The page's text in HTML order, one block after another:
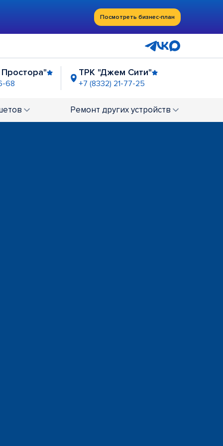
Посмотреть бизнес-план
68
ТРК "Джем Сити"
+7 (8332) 21-77-25
Ремонт других устройств